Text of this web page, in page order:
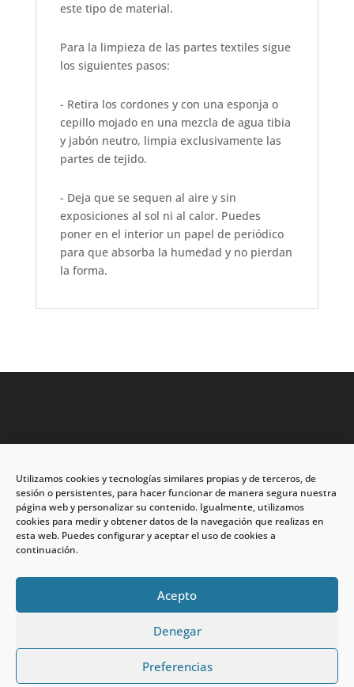
Utilizamos cookies y tecnologías similares propias y de terceros, de
sesión o persistentes, para hacer funcionar de manera segura nuestra
página web y personalizar su contenido. Igualmente, utilizamos
cookies para medir y obtener datos de la navegación que realizas en
esta web. Puedes configurar y aceptar el uso de cookies a
continuación.
Acepto
Denegar
Preferencias
este tipo de material.
Para la limpieza de las partes textiles sigue
los siguientes pasos:
- Retira los cordones y con una esponja o
cepillo mojado en una mezcla de agua tibia
y jabón neutro, limpia exclusivamente las
partes de tejido.
- Deja que se sequen al aire y sin
exposiciones al sol ni al calor. Puedes
poner en el interior un papel de periódico
para que absorba la humedad y no pierdan
la forma.
Dirección: C/Eleuterio Quintanilla nº67 – Esq. Río de
Oro
CP: 33209, Gijón – Asturias
Teléfono: 985146502 – 647 72 54 95
calzadosmabel.com 2021 © Todos los derechos